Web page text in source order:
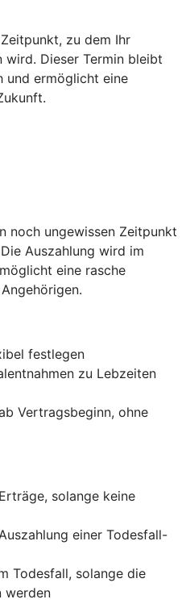
zu dem Ihr
Dieser Termin bleibt
und ermöglicht eine
noch ungewissen Zeitpunkt
Auszahlung wird im
eine rasche
festlegen
zu Lebzeiten
Vertragsbeginn, ohne
solange keine
einer Todesfall-
Todesfall, solange die
werden